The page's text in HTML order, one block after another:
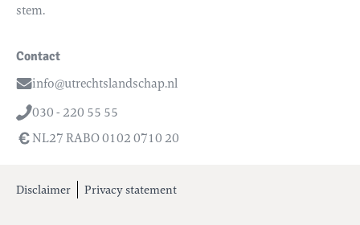
stem.
Contact
Email
info@utrechtslandschap.nl
Telefoon
030 - 220 55 55
NL27 RABO 0102 0710 20
Disclaimer Privacy statement